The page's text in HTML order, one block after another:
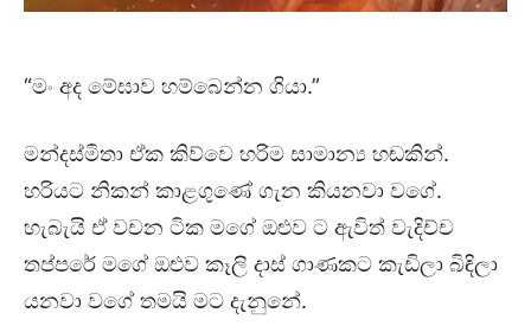
“මං අද මේඝාව හම්බෙන්න ගියා.”
මන්දස්මිතා ඒක කිව්වෙ හරිම සාමාන්‍ය හඬකින්.
හරියට නිකන් කාළගුණේ ගැන කියනවා වගේ.
හැබැයි ඒ වචන ටික මගේ ඔළුව ට ඇවිත් වැදිච්ච
තප්පරේ මගේ ඔළුව කෑලි දාස් ගාණකට කැඩිලා බිඳිලා
යනවා වගේ තමයි මට දැනුනේ.